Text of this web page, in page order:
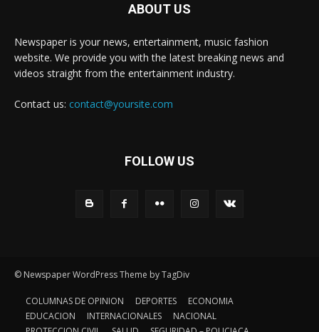
ABOUT US
Newspaper is your news, entertainment, music fashion
website. We provide you with the latest breaking news and
videos straight from the entertainment industry.
Contact us: contact@yoursite.com
FOLLOW US
© Newspaper WordPress Theme by TagDiv
COLUMNAS DE OPINION DEPORTES
ECONOMIA
EDUCACION
INTERNACIONALES
NACIONAL